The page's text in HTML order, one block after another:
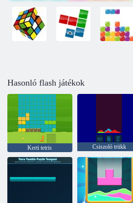
Hasonló flash játékok
Kerti tetris Csiszoló trükk